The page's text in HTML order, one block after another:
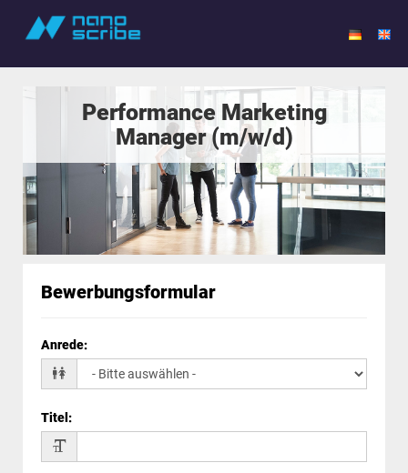
Performance Marketing
Manager (m/w/d)
Bewerbungsformular
Anrede:
Titel :